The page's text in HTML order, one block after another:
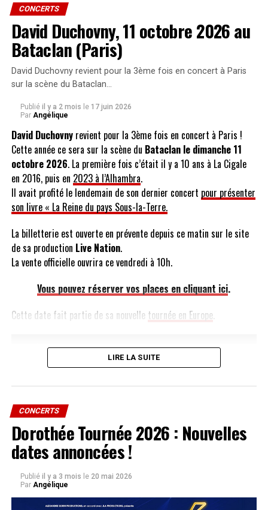
NE MANQUEZ PAS AUSSI
[Radio] Hugues Aufray au Grand Studio RTL le 12
novembre 2011
CONCERTS
David Duchovny, 11 octobre 2026 au
Bataclan (Paris)
David Duchovny revient pour la 3ème fois en concert à Paris
sur la scène du Bataclan…
Publié il y a 2 mois le 17 juin 2026
Par Angélique
David Duchovnyrevient pour la 3ème fois en concert à Paris !
Cette année ce sera sur la scène du Bataclan le dimanche 11
octobre 2026. La première fois c’était il y a 10 ans à La Cigale
en 2016, puis en 2023 à l’Alhambra.
Il avait profité le lendemain de son dernier concert pour présenter
son livre « La Reine du pays Sous-la-Terre.
La billetterie est ouverte en prévente depuis ce matin sur le site
de sa production Live Nation.
La vente officielle ouvrira ce vendredi à 10h.
Vous pouvez réserver vos places en cliquant ici.
Cette date fait partie de sa nouvelle tournée en Europe
LIRE LA SUITE
CONCERTS
Dorothée Tournée 2026 : Nouvelles
dates annoncées !
Publié il y a 3 mois le 20 mai 2026
Par Angélique